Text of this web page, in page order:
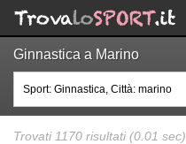
Ginnastica a Marino
Trovati 1170 risultati (0.01 sec)